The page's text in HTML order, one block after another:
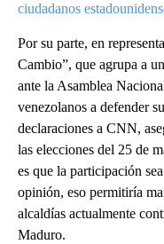
ciudadanos
Por su parte, en
Cambio”, que agrupa a
ante la Asamblea
venezolanos a defender
declaraciones a CNN,
las elecciones del 25 de
es que la participación
opinión, eso permitiría
alcaldías actualmente
Maduro.